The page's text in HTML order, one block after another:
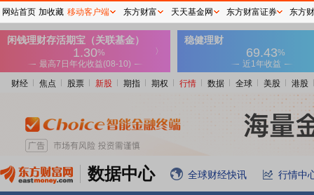
财经 焦点 股票 新股 期指 期权 行情 数据 全球 美股 港股
数据中心 全球财经快讯 行情中
网站首页 加收藏 移动客户端 东方财富 天天基金网 东方财富证券 东方